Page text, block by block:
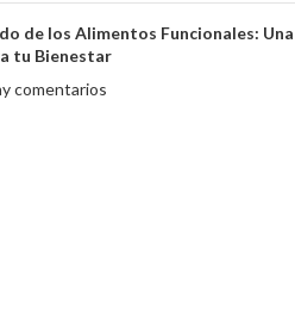
de los Alimentos Funcionales: Una
tu Bienestar
comentarios